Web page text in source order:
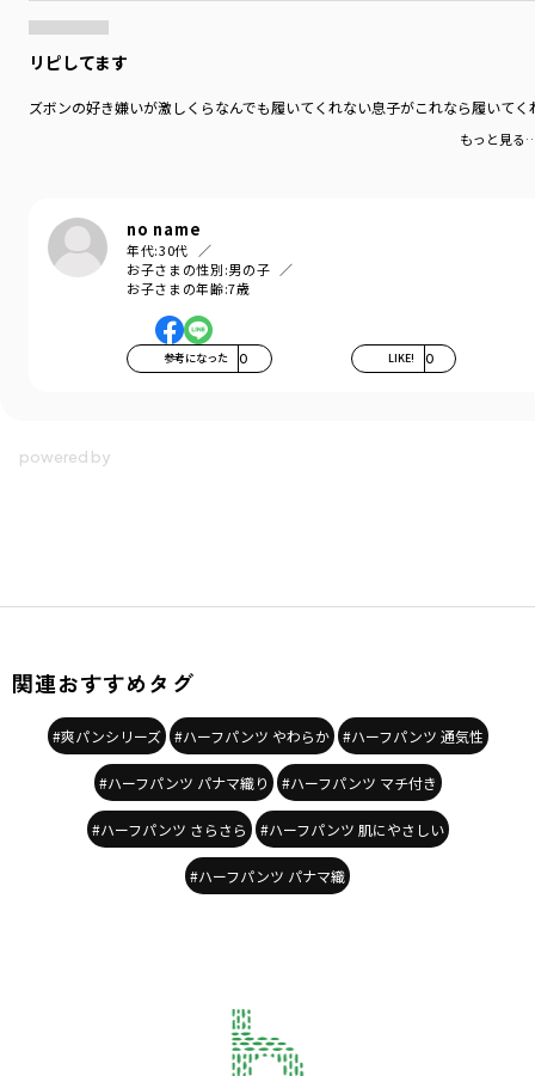
リピしてます
ズボンの好き嫌いが激しくらなんでも履いてくれない息子がこれなら履いてく
もっと見る
no name
年代:30代
お子さまの性別:男の子
お子さまの年齢:7歳
参考になった 0 LIKE! 0
関連おすすめタグ
#爽パンシリーズ #ハーフパンツ やわらか #ハーフパンツ 通気性
#ハーフパンツ パナマ織り #ハーフパンツ マチ付き
#ハーフパンツ さらさら #ハーフパンツ 肌にやさしい
#ハーフパンツ パナマ織